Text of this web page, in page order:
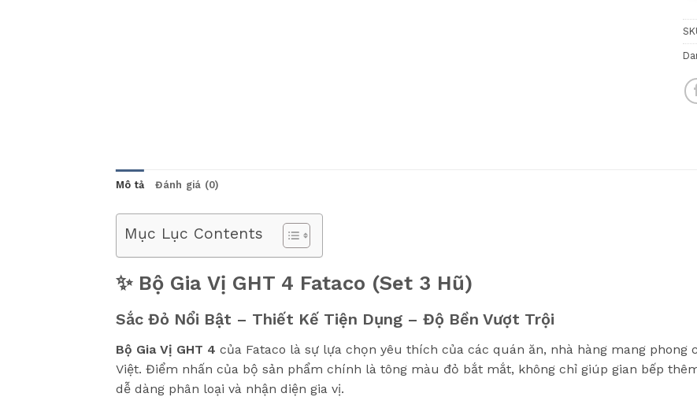
Mô tả Đánh giá (0)
Mục Lục Contents
✨ Bộ Gia Vị GHT 4 Fataco (Set 3 Hũ)
Sắc Đỏ Nổi Bật – Thiết Kế Tiện Dụng – Độ Bền Vượt Trội
Bộ Gia Vị GHT 4 của Fataco là sự lựa chọn yêu thích của các quán ăn, nhà hàng mang phong
Việt. Điểm nhấn của bộ sản phẩm chính là tông màu đỏ bắt mắt, không chỉ giúp gian bếp
dễ dàng phân loại và nhận diện gia vị.